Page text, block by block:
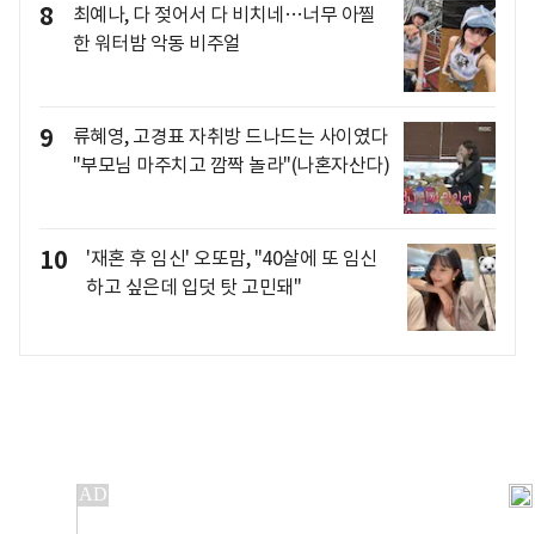
8
최예나, 다 젖어서 다 비치네…너무 아찔
한 워터밤 악동 비주얼
9
류혜영, 고경표 자취방 드나드는 사이였다
"부모님 마주치고 깜짝 놀라"(나혼자산다)
10
'재혼 후 임신' 오또맘, "40살에 또 임신
하고 싶은데 입덧 탓 고민돼"